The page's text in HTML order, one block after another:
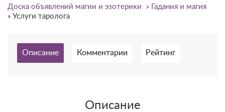
Доска объявлений магии и эзотерики »
Гадания и магия
» Услуги таролога
Описание Комментарии Рейтинг
Описание